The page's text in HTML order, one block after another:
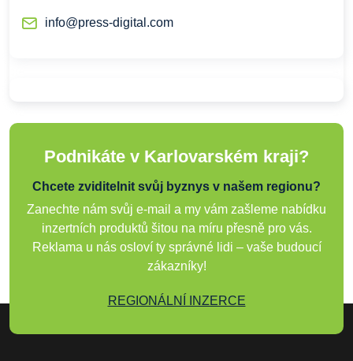
info@press-digital.com
Podnikáte v Karlovarském kraji?
Chcete zviditelnit svůj byznys v našem regionu?
Zanechte nám svůj e-mail a my vám zašleme nabídku
inzertních produktů šitou na míru přesně pro vás.
Reklama u nás osloví ty správné lidi – vaše budoucí
zákazníky!
REGIONÁLNÍ INZERCE